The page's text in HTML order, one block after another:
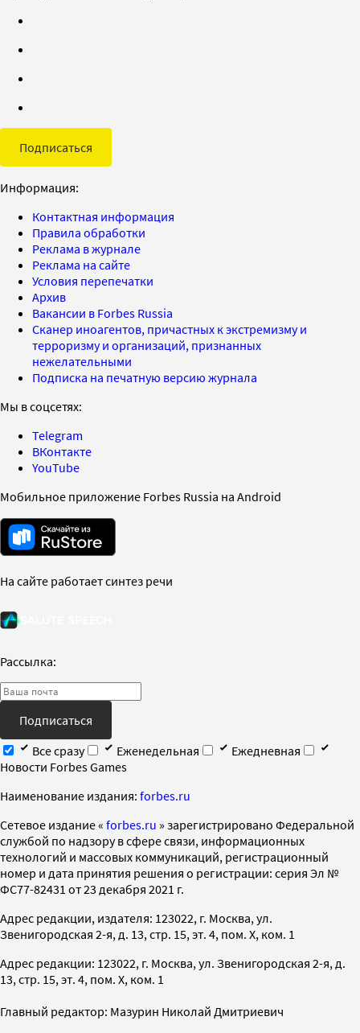
Подписаться
Информация:
Контактная информация
Правила обработки
Реклама в журнале
Реклама на сайте
Условия перепечатки
Архив
Вакансии в Forbes Russia
Сканер иноагентов, причастных к экстремизму и
терроризму и организаций, признанных
нежелательными
Подписка на печатную версию журнала
Мы в соцсетях:
Telegram
ВКонтакте
YouTube
Мобильное приложение Forbes Russia на Android
На сайте работает синтез речи
Рассылка:
Подписаться
Все сразу
Еженедельная
Ежедневная
Новости Forbes Games
Наименование издания: forbes.ru
Cетевое издание « forbes.ru » зарегистрировано Федеральной
службой по надзору в сфере связи, информационных
технологий и массовых коммуникаций, регистрационный
номер и дата принятия решения о регистрации: серия Эл №
ФС77-82431 от 23 декабря 2021 г.
Адрес редакции, издателя: 123022, г. Москва, ул.
Звенигородская 2-я, д. 13, стр. 15, эт. 4, пом. X, ком. 1
Адрес редакции: 123022, г. Москва, ул. Звенигородская 2-я, д.
13, стр. 15, эт. 4, пом. X, ком. 1
Главный редактор: Мазурин Николай Дмитриевич